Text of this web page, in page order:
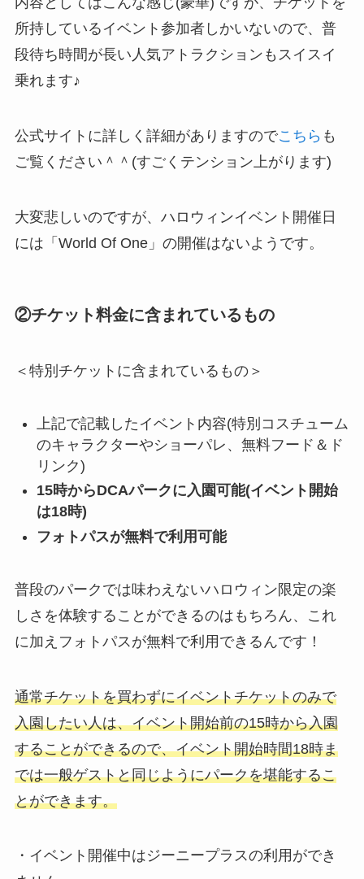
所持しているイベント参加者しかいないので、普
段待ち時間が長い人気アトラクションもスイスイ
乗れます♪
公式サイトに詳しく詳細がありますのでこちら も
ご覧ください＾＾(すごくテンション上がります)
大変悲しいのですが、 ハロウィンイベント開催日
には「World Of One」の開催はないようです。
②チケット料金に含まれているもの
＜特別チケットに含まれているもの＞
上記で記載したイベント内容(特別コスチューム
のキャラクターやショーパレ、無料フード＆ド
リンク)
15時からDCAパークに入園可能(イベント開始
は18時)
フォトパスが無料で利用可能
普段のパークでは味わえないハロウィン限定の楽
しさを体験することができるのはもちろん、これ
に加え フォトパスが無料で利用 できるんです！
通常チケットを買わずにイベントチケットのみで
入園したい人は、イベント開始前の15時から入園
することができるので、イベント開始時間18時ま
では一般ゲストと同じようにパークを堪能するこ
とができます。
・イベント開催中はジーニープラスの利用ができ